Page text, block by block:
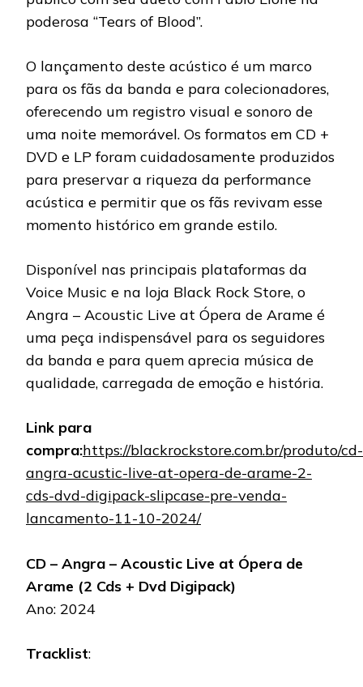
poderosa “Tears of Blood”.
O lançamento deste acústico é um marco
para os fãs da banda e para colecionadores,
oferecendo um registro visual e sonoro de
uma noite memorável. Os formatos em CD +
DVD e LP foram cuidadosamente produzidos
para preservar a riqueza da performance
acústica e permitir que os fãs revivam esse
momento histórico em grande estilo.
Disponível nas principais plataformas da
Voice Music e na loja Black Rock Store, o
Angra – Acoustic Live at Ópera de Arame é
uma peça indispensável para os seguidores
da banda e para quem aprecia música de
qualidade, carregada de emoção e história.
Link para
compra:https://blackrockstore.com.br/produto/cd-
angra-acustic-live-at-opera-de-arame-2-
cds-dvd-digipack-slipcase-pre-venda-
lancamento-11-10-2024/
CD – Angra – Acoustic Live at Ópera de
Arame (2 Cds + Dvd Digipack)
Ano: 2024
Tracklist: